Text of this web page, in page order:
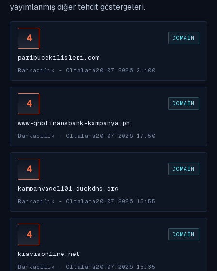
yayımlanmış diğer tehdit göstergeleri.
4 DOMAIN
paribucekilisleri.com
Bankacılık - Oltalama20.07.2026 21:00
4 DOMAIN
www-qnbfinansbank-kampanya.ph
Bankacılık - Oltalama20.07.2026 17:50
4 DOMAIN
kampanyagel101.duckdns.org
Bankacılık - Oltalama20.07.2026 15:55
4 DOMAIN
kravisonline.net
Bankacılık - Oltalama20.07.2026 15:35